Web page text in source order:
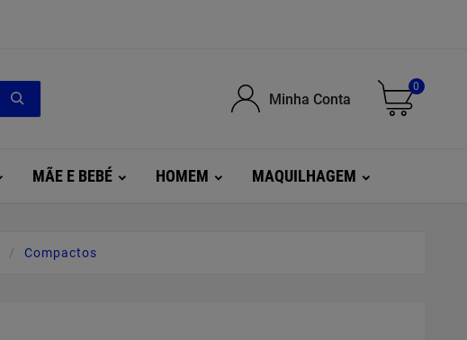
Minha Conta
0
MÃE E BEBÉ HOMEM MAQUILHAGEM
Compactos